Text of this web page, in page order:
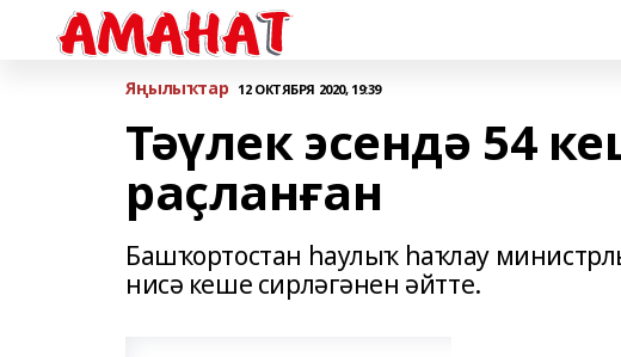
Яңылыҡтар 12 ОКТЯБРЯ 2020, 19:39
Тәүлек эсендә 54
раҫланған
Башҡортостан һаулыҡ һаҡлау
нисә кеше сирләгәнен әйтте.